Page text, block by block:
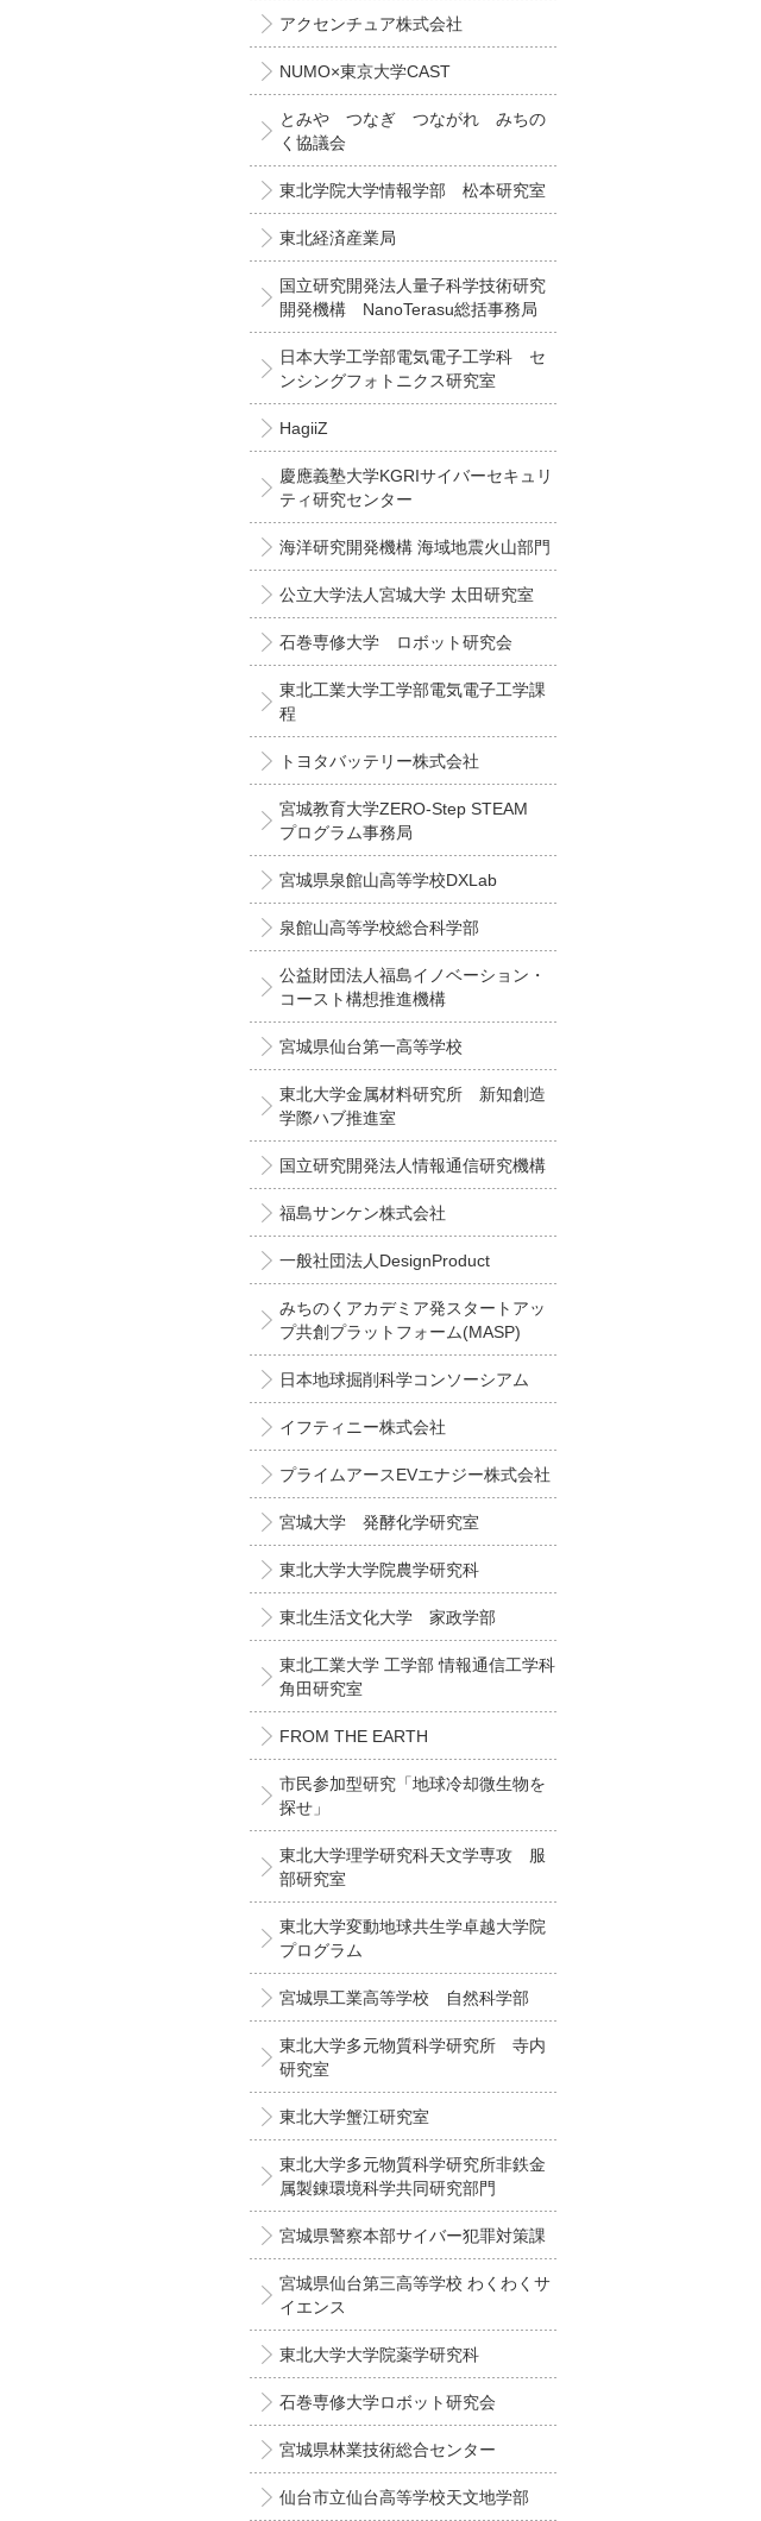
アクセンチュア株式会社
NUMO×東京大学CAST
とみや つなぎ つながれ みちの
く協議会
東北学院大学情報学部 松本研究室
東北経済産業局
国立研究開発法人量子科学技術研究
開発機構 NanoTerasu総括事務局
日本大学工学部電気電子工学科 セ
ンシングフォトニクス研究室
HagiiZ
慶應義塾大学KGRIサイバーセキュリ
ティ研究センター
海洋研究開発機構 海域地震火山部門
公立大学法人宮城大学 太田研究室
石巻専修大学 ロボット研究会
東北工業大学工学部電気電子工学課
程
トヨタバッテリー株式会社
宮城教育大学ZERO-Step STEAM
プログラム事務局
宮城県泉館山高等学校DXLab
泉館山高等学校総合科学部
公益財団法人福島イノベーション・
コースト構想推進機構
宮城県仙台第一高等学校
東北大学金属材料研究所 新知創造
学際ハブ推進室
国立研究開発法人情報通信研究機構
福島サンケン株式会社
一般社団法人DesignProduct
みちのくアカデミア発スタートアッ
プ共創プラットフォーム(MASP)
日本地球掘削科学コンソーシアム
イフティニー株式会社
プライムアースEVエナジー株式会社
宮城大学 発酵化学研究室
東北大学大学院農学研究科
東北生活文化大学 家政学部
東北工業大学 工学部 情報通信工学科
角田研究室
FROM THE EARTH
市民参加型研究「地球冷却微生物を
探せ」
東北大学理学研究科天文学専攻 服
部研究室
東北大学変動地球共生学卓越大学院
プログラム
宮城県工業高等学校 自然科学部
東北大学多元物質科学研究所 寺内
研究室
東北大学蟹江研究室
東北大学多元物質科学研究所非鉄金
属製錬環境科学共同研究部門
宮城県警察本部サイバー犯罪対策課
宮城県仙台第三高等学校 わくわくサ
イエンス
東北大学大学院薬学研究科
石巻専修大学ロボット研究会
宮城県林業技術総合センター
仙台市立仙台高等学校天文地学部